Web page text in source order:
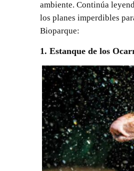
ambiente. Continúa
los planes imperdibles
Bioparque:
1. Estanque de los